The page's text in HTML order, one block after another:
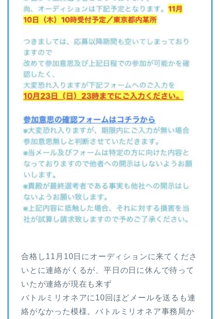
合格し11月10日にオーディションに来てくださ
いとに連絡がくるが、平日の日に休んで待って
いたが連絡が現在も来ず
バトルミリオネアに10回ほどメールを送るも連
絡がなかった模様。バトルミリオネア事務局か